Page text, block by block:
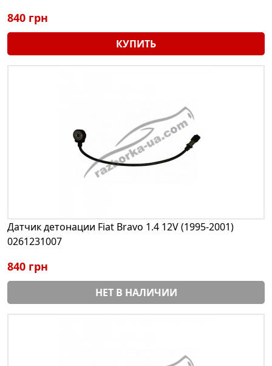
840 грн
КУПИТЬ
Датчик детонации Fiat Bravo 1.4 12V (1995-2001)
0261231007
840 грн
НЕТ В НАЛИЧИИ